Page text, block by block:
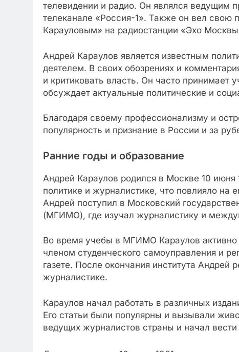
телевидении и радио. Он являлся ведущим
телеканале «Россия-1». Также он вел свою
Карауловым» на радиостанции «Эхо
Андрей Караулов является известным
деятелем. В своих обозрениях и
и критиковать власть. Он часто принимает
обсуждает актуальные политические и
Благодаря своему профессионализму и
популярность и признание в России и за
Ранние годы и образование
Андрей Караулов родился в Москве 10 июня
политике и журналистике, что повлияло
Андрей поступил в Московский
(МГИМО), где изучал журналистику и
Во время учебы в МГИМО Караулов
членом студенческого самоуправления и
газете. После окончания института
журналистике.
Караулов начал работать в различных
Его статьи были популярны и вызывали
ведущих журналистов страны и начал